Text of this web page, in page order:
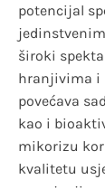
potencijal
široki
hranjivima i
povećava
kao i
mikorizu
kvalitetu